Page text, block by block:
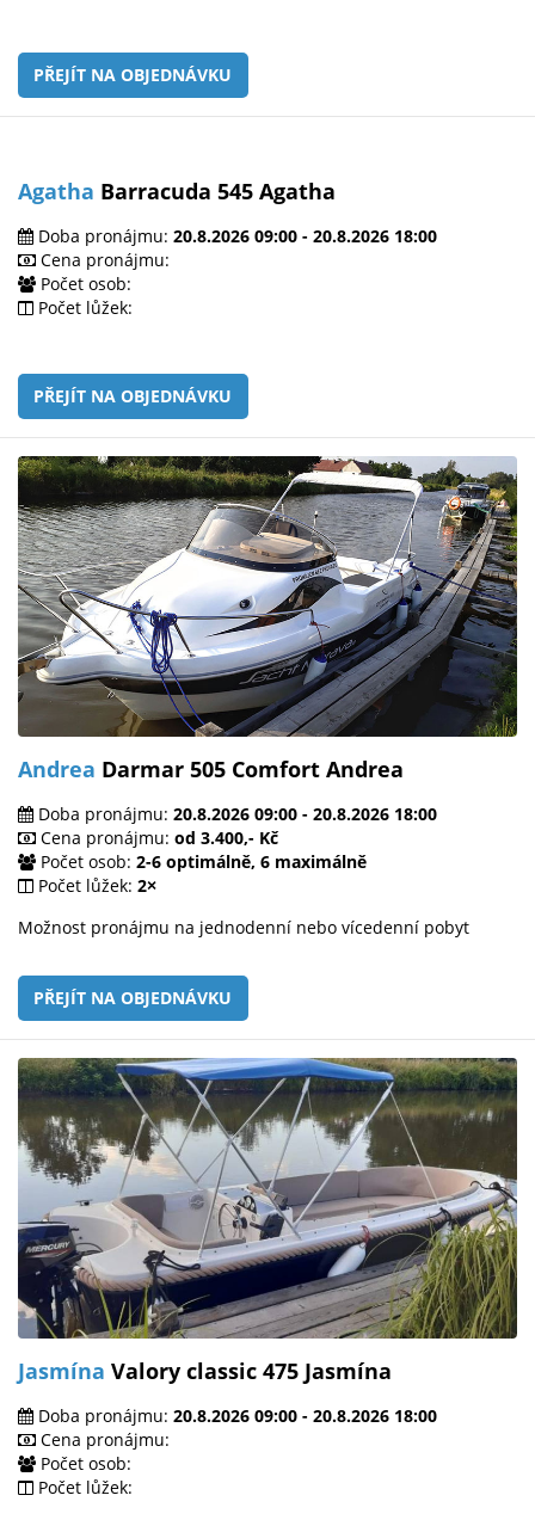
PŘEJÍT NA OBJEDNÁVKU
Agatha Barracuda 545 Agatha
Doba pronájmu: 20.8.2026 09:00 - 20.8.2026 18:00
Cena pronájmu:
Počet osob:
Počet lůžek:
PŘEJÍT NA OBJEDNÁVKU
Andrea Darmar 505 Comfort Andrea
Doba pronájmu: 20.8.2026 09:00 - 20.8.2026 18:00
Cena pronájmu: od 3.400,- Kč
Počet osob: 2-6 optimálně, 6 maximálně
Počet lůžek: 2×
Možnost pronájmu na jednodenní nebo vícedenní pobyt
PŘEJÍT NA OBJEDNÁVKU
Jasmína Valory classic 475 Jasmína
Doba pronájmu: 20.8.2026 09:00 - 20.8.2026 18:00
Cena pronájmu:
Počet osob:
Počet lůžek: